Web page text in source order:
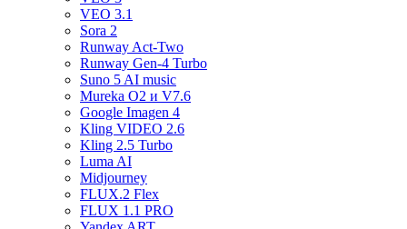
VEO 3.1
Sora 2
Runway Act-Two
Runway Gen‑4 Turbo
Suno 5 AI music
Mureka O2 и V7.6
Google Imagen 4
Kling VIDEO 2.6
Kling 2.5 Turbo
Luma AI
Midjourney
FLUX.2 Flex
FLUX 1.1 PRO